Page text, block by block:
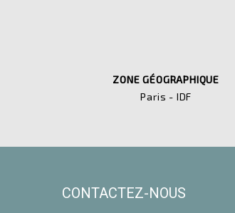
ZONE GÉOGRAPHIQUE
Paris - IDF
CONTACTEZ-NOUS